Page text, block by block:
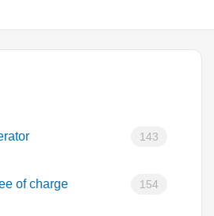
143
of charge 154